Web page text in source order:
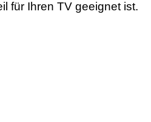
für Ihren TV geeignet ist.